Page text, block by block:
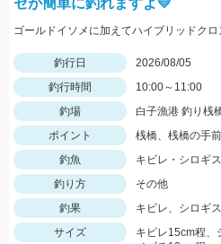
ゼが簡単に釣れますよ💛
ゴールドイソメに加えてハイブリッドク
釣行日
2026/08/05
釣行時間
10:00～11:00
釣場
白子漁港 釣り桟
ポイント
桟橋、桟橋の手
釣魚
キビレ・シロギ
釣り方
その他
釣果
キビレ、シロギ
サイズ
キビレ15cm程、